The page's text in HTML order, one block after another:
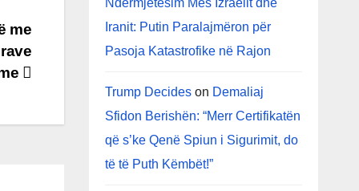
me
Ndërmjetësim Mes Izraelit dhe
Iranit: Putin Paralajmëron për
Pasoja Katastrofike në Rajon
Trump Decideson Demaliaj
Sfidon Berishën: “Merr Certifikatën
që s’ke Qenë Spiun i Sigurimit, do
të të Puth Këmbët!”